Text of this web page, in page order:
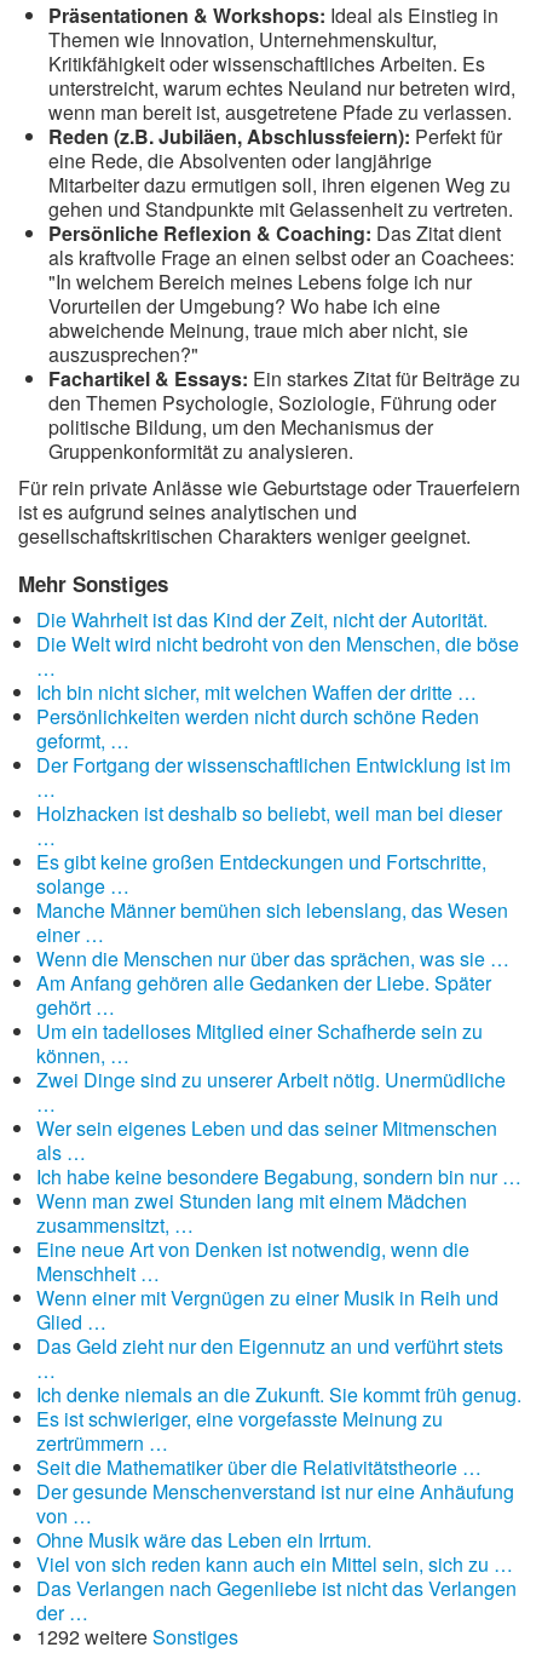
Präsentationen & Workshops: Ideal als Einstieg in
Themen wie Innovation, Unternehmenskultur,
Kritikfähigkeit oder wissenschaftliches Arbeiten. Es
unterstreicht, warum echtes Neuland nur betreten wird,
wenn man bereit ist, ausgetretene Pfade zu verlassen.
Reden (z.B. Jubiläen, Abschlussfeiern): Perfekt für
eine Rede, die Absolventen oder langjährige
Mitarbeiter dazu ermutigen soll, ihren eigenen Weg zu
gehen und Standpunkte mit Gelassenheit zu vertreten.
Persönliche Reflexion & Coaching: Das Zitat dient
als kraftvolle Frage an einen selbst oder an Coachees:
"In welchem Bereich meines Lebens folge ich nur
Vorurteilen der Umgebung? Wo habe ich eine
abweichende Meinung, traue mich aber nicht, sie
auszusprechen?"
Fachartikel & Essays: Ein starkes Zitat für Beiträge zu
den Themen Psychologie, Soziologie, Führung oder
politische Bildung, um den Mechanismus der
Gruppenkonformität zu analysieren.
Für rein private Anlässe wie Geburtstage oder Trauerfeiern
ist es aufgrund seines analytischen und
gesellschaftskritischen Charakters weniger geeignet.
Mehr Sonstiges
Die Wahrheit ist das Kind der Zeit, nicht der Autorität.
Die Welt wird nicht bedroht von den Menschen, die böse
…
Ich bin nicht sicher, mit welchen Waffen der dritte …
Persönlichkeiten werden nicht durch schöne Reden
geformt, …
Der Fortgang der wissenschaftlichen Entwicklung ist im
…
Holzhacken ist deshalb so beliebt, weil man bei dieser
…
Es gibt keine großen Entdeckungen und Fortschritte,
solange …
Manche Männer bemühen sich lebenslang, das Wesen
einer …
Wenn die Menschen nur über das sprächen, was sie …
Am Anfang gehören alle Gedanken der Liebe. Später
gehört …
Um ein tadelloses Mitglied einer Schafherde sein zu
können, …
Zwei Dinge sind zu unserer Arbeit nötig. Unermüdliche
…
Wer sein eigenes Leben und das seiner Mitmenschen
als …
Ich habe keine besondere Begabung, sondern bin nur …
Wenn man zwei Stunden lang mit einem Mädchen
zusammensitzt, …
Eine neue Art von Denken ist notwendig, wenn die
Menschheit …
Wenn einer mit Vergnügen zu einer Musik in Reih und
Glied …
Das Geld zieht nur den Eigennutz an und verführt stets
…
Ich denke niemals an die Zukunft. Sie kommt früh genug.
Es ist schwieriger, eine vorgefasste Meinung zu
zertrümmern …
Seit die Mathematiker über die Relativitätstheorie …
Der gesunde Menschenverstand ist nur eine Anhäufung
von …
Ohne Musik wäre das Leben ein Irrtum.
Viel von sich reden kann auch ein Mittel sein, sich zu …
Das Verlangen nach Gegenliebe ist nicht das Verlangen
der …
1292 weitereSonstiges